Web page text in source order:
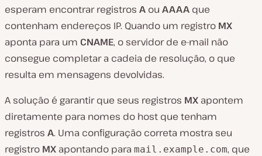
esperam encontrar registros A ou AAAA que
contenham endereços IP. Quando um registro MX
aponta para um CNAME, o servidor de e-mail não
consegue completar a cadeia de resolução, o que
resulta em mensagens devolvidas.
A solução é garantir que seus registros MX apontem
diretamente para nomes do host que tenham
registros A. Uma configuração correta mostra seu
registro MX apontando para mail.example.com, que